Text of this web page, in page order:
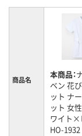
商品名 本商品：
ベン 花
ット ナ
ット 女
ワイト×
HO-1932